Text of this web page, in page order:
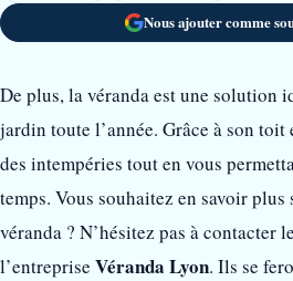
Nous ajouter comme
De plus, la véranda est une solution
jardin toute l’année. Grâce à son
des intempéries tout en vous
temps. Vous souhaitez en savoir plus
véranda ? N’hésitez pas à contacter
l’entreprise Véranda Lyon. Ils se